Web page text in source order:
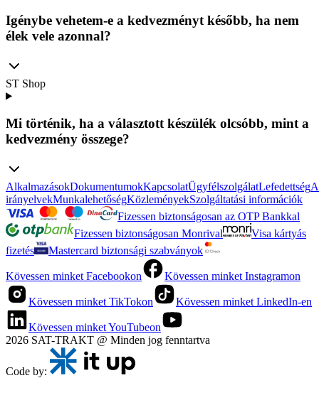
Igénybe vehetem-e a kedvezményt később, ha nem
élek vele azonnal?
ST Shop
Mi történik, ha a választott készülék olcsóbb, mint a
kedvezmény összege?
AlkalmazásokDokumentumokKapcsolatÜgyfélszolgálatLefedettség
irányelvekMunkalehetőségKözleményekSzolgáltatási információk
Fizessen biztonságosan az OTP Bankkal
Fizessen biztonságosan Monrival
Visa kártyás
fizetés
Mastercard biztonsági szabványok
Kövessen minket Facebookon Kövessen minket Instagramon
Kövessen minket TikTokon Kövessen minket LinkedIn-en
Kövessen minket YouTubeon
2026 SAT-TRAKT @ Minden jog fenntartva
Code by: